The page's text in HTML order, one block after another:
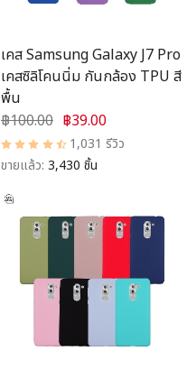
เคส Samsung Galaxy J7 Pro
เคสซิลิโคนนิ่ม กันกล้อง TPU สี
พื้น
฿100.00 ฿39.00
1,031 รีวิว
ขายแล้ว: 3,430 ชิ้น